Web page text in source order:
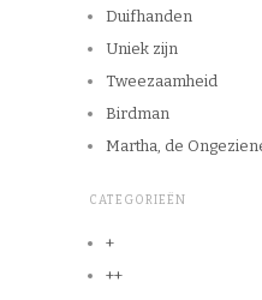
Duifhanden
Uniek zijn
Tweezaamheid
Birdman
Martha, de
CATEGORIEËN
+
++